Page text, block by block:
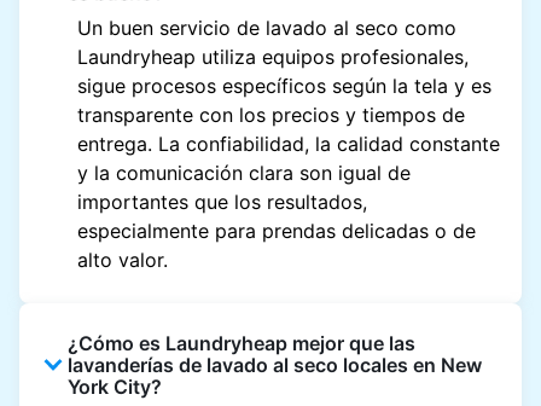
Un buen servicio de lavado al seco como
Laundryheap utiliza equipos profesionales,
sigue procesos específicos según la tela y es
transparente con los precios y tiempos de
entrega. La confiabilidad, la calidad constante
y la comunicación clara son igual de
importantes que los resultados,
especialmente para prendas delicadas o de
alto valor.
¿Cómo es Laundryheap mejor que las
lavanderías de lavado al seco locales en New
York City?